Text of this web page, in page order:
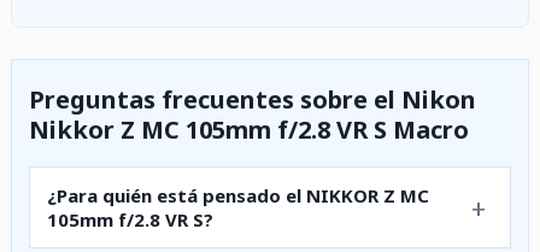
Preguntas frecuentes sobre el Nikon
Nikkor Z MC 105mm f/2.8 VR S Macro
¿Para quién está pensado el NIKKOR Z MC
105mm f/2.8 VR S?